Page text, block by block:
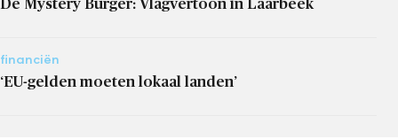
De Mystery Burger: Vlagvertoon in Laarbeek
financiën
‘EU-gelden moeten lokaal landen’